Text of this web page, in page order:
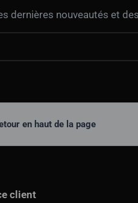
dernières nouveautés et
en haut de la page
client